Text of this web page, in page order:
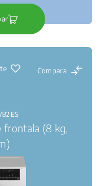
Compara
ES
frontala (8 kg,